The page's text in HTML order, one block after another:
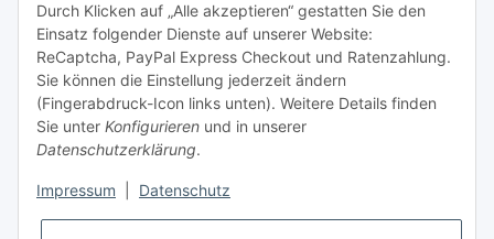
Tel: +49 (0) 5132 8230689
Fax: +49 (0) 5132 8230693
E-Mail:mail@texcorner.de
Durch Klicken auf „Alle akzeptieren“ gestatten Sie den
Einsatz folgender Dienste auf unserer Website:
ReCaptcha, PayPal Express Checkout und Ratenzahlung.
Sie können die Einstellung jederzeit ändern
(Fingerabdruck-Icon links unten). Weitere Details finden
Sie unter Konfigurieren und in unserer
Datenschutzerklärung.
Impressum Datenschutz